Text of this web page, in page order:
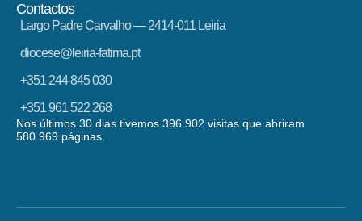
Contactos
Largo Padre Carvalho — 2414-011 Leiria
diocese@leiria-fatima.pt
+351 244 845 030
+351 961 522 268
Nos últimos 30 dias tivemos 396.902 visitas que abriram
580.969 páginas.